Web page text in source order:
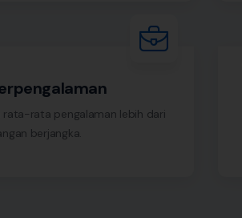
rata-rata pengalaman lebih dari
berjangka.